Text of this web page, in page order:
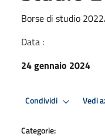
Borse di studio
Data :
24 gennaio 2024
Condividi Vedi
Categorie: